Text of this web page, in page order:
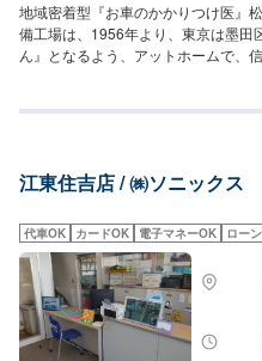
地域密着型『お車のかかりつけ医』
備工場は、1956年より、東京は墨田
ん』となるよう、アットホームで、
客様のメリットの高い自動車販売も
江東住吉店 / ㈱ソニックス
代車OK カードOK 電子マネーOK ロー